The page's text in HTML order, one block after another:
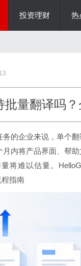
投资理财 热
批量翻译吗
的企业来说，单个
月内将产品界面、帮
将难以估量。
程指南